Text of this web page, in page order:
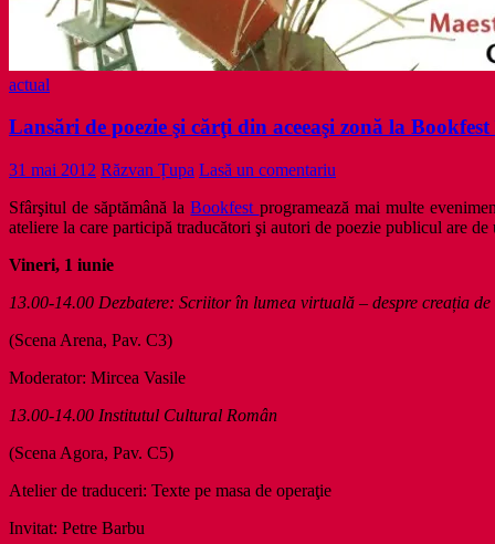
actual
Lansări de poezie şi cărţi din aceeaşi zonă la
31 mai 2012 Răzvan Țupa Lasă un comentariu
Sfârşitul de săptămână laBookfest programează mai multe
ateliere la care participă traducători şi autori de poezie publicul are
Vineri, 1 iunie
13.00-14.00 Dezbatere: Scriitor în lumea virtuală – despre creația
(Scena Arena, Pav. C3)
Moderator: Mircea Vasile
13.00-14.00 Institutul Cultural Român
(Scena Agora, Pav. C5)
Atelier de traduceri: Texte pe masa de operaţie
Invitat: Petre Barbu